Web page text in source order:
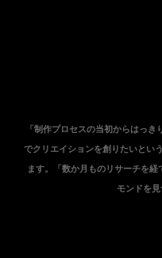
「制作プロセスの当初からはっ
でクリエイションを創りたいとい
ます。「数か月ものリサーチを
モンドを見